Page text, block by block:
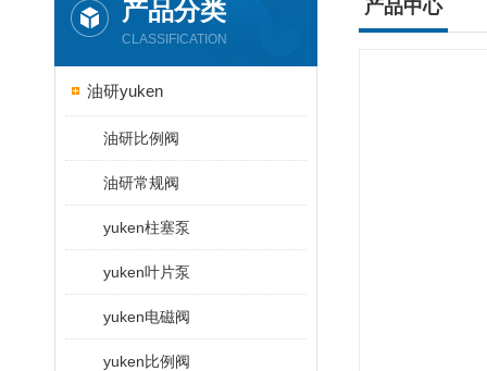
产品分类
CLASSIFICATION
油研yuken
油研比例阀
油研常规阀
yuken柱塞泵
yuken叶片泵
yuken电磁阀
yuken比例阀
产品中心